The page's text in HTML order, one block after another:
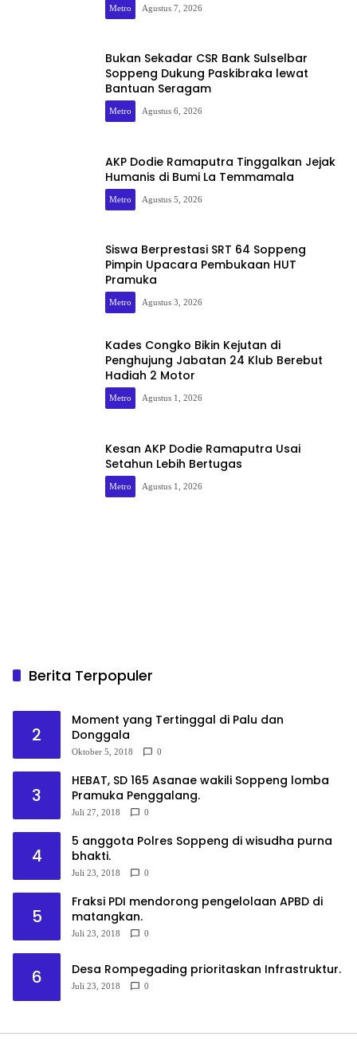
Metro Agustus 7, 2026
Bukan Sekadar CSR Bank Sulselbar
Soppeng Dukung Paskibraka lewat
Bantuan Seragam
Metro Agustus 6, 2026
AKP Dodie Ramaputra Tinggalkan Jejak
Humanis di Bumi La Temmamala
Metro Agustus 5, 2026
Siswa Berprestasi SRT 64 Soppeng
Pimpin Upacara Pembukaan HUT
Pramuka
Metro Agustus 3, 2026
Kades Congko Bikin Kejutan di
Penghujung Jabatan 24 Klub Berebut
Hadiah 2 Motor
Metro Agustus 1, 2026
Kesan AKP Dodie Ramaputra Usai
Setahun Lebih Bertugas
Metro Agustus 1, 2026
Berita Terpopuler
2
Moment yang Tertinggal di Palu dan
Donggala
Oktober 5, 2018 0
3
HEBAT, SD 165 Asanae wakili Soppeng lomba
Pramuka Penggalang.
Juli 27, 2018 0
4
5 anggota Polres Soppeng di wisudha purna
bhakti.
Juli 23, 2018 0
5
Fraksi PDI mendorong pengelolaan APBD di
matangkan.
Juli 23, 2018 0
6 Desa Rompegading prioritaskan Infrastruktur.
Juli 23, 2018 0